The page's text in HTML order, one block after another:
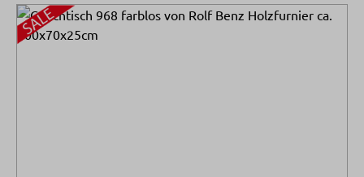
Bildergalerie überspringen